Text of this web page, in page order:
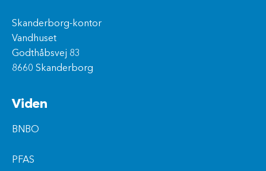
Skanderborg-kontor
Vandhuset
Godthåbsvej 83
8660 Skanderborg
Viden
BNBO
PFAS